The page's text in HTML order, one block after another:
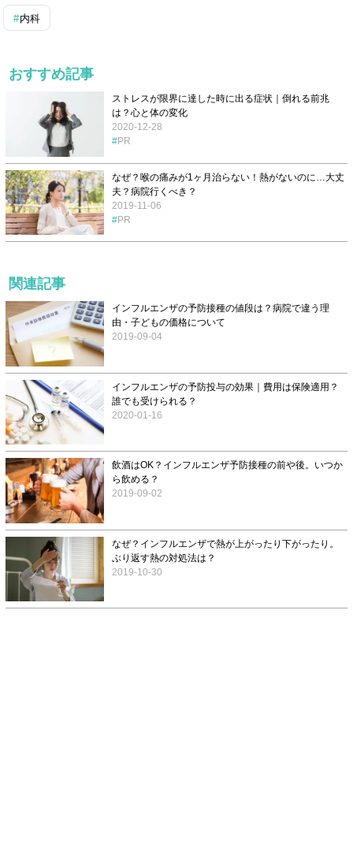
内科
おすすめ記事
ストレスが限界に達した時に出る症状｜倒れる前兆
は？心と体の変化
2020-12-28
PR
なぜ？喉の痛みが1ヶ月治らない！熱がないのに…大丈
夫？病院行くべき？
2019-11-06
PR
関連記事
インフルエンザの予防接種の値段は？病院で違う理
由・子どもの価格について
2019-09-04
インフルエンザの予防投与の効果｜費用は保険適用？
誰でも受けられる？
2020-01-16
飲酒はOK？インフルエンザ予防接種の前や後。いつか
ら飲める？
2019-09-02
なぜ？インフルエンザで熱が上がったり下がったり。
ぶり返す熱の対処法は？
2019-10-30